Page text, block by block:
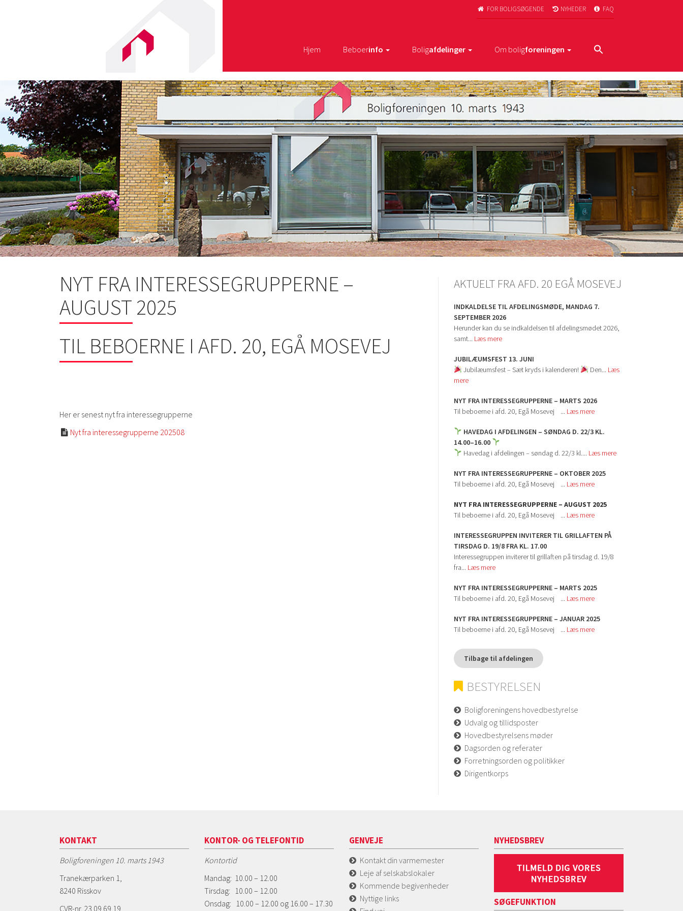
 FOR BOLIGSØGENDE  NYHEDER  FAQ
Hjem Beboerinfo Boligafdelinger Om boligforeningen
NYT FRA INTERESSEGRUPPERNE –
AUGUST 2025
TIL BEBOERNE I AFD. 20, EGÅ MOSEVEJ
Her er senest nyt fra interessegrupperne
 Nyt fra interessegrupperne 202508
AKTUELT FRA AFD. 20 EGÅ MOSEVEJ
INDKALDELSE TIL AFDELINGSMØDE, MANDAG 7.
SEPTEMBER 2026
Herunder kan du se indkaldelsen til afdelingsmødet 2026,
samt... Læs mere
JUBILÆUMSFEST 13. JUNI
Jubilæumsfest – Sæt kryds i kalenderen!
Den... Læs
mere
NYT FRA INTERESSEGRUPPERNE – MARTS 2026
Til beboerne i afd. 20, Egå Mosevej ... Læs mere
HAVEDAG I AFDELINGEN – SØNDAG D. 22/3 KL.
14.00–16.00
Havedag i afdelingen – søndag d. 22/3 kl.... Læs mere
NYT FRA INTERESSEGRUPPERNE – OKTOBER 2025
Til beboerne i afd. 20, Egå Mosevej ... Læs mere
NYT FRA INTERESSEGRUPPERNE – AUGUST 2025
Til beboerne i afd. 20, Egå Mosevej ... Læs mere
INTERESSEGRUPPEN INVITERER TIL GRILLAFTEN PÅ
TIRSDAG D. 19/8 FRA KL. 17.00
Interessegruppen inviterer til grillaften på tirsdag d. 19/8
fra... Læs mere
NYT FRA INTERESSEGRUPPERNE – MARTS 2025
Til beboerne i afd. 20, Egå Mosevej ... Læs mere
NYT FRA INTERESSEGRUPPERNE – JANUAR 2025
Til beboerne i afd. 20, Egå Mosevej ... Læs mere
Tilbage til afdelingen
BESTYRELSEN
Boligforeningens hovedbestyrelse
Udvalg og tillidsposter
Hovedbestyrelsens møder
Dagsorden og referater
Forretningsorden og politikker
Dirigentkorps
KONTAKT
Boligforeningen 10. marts 1943
Tranekærparken 1,
8240 Risskov
CVR-nr. 23 09 69 19
KONTOR- OG TELEFONTID
Kontortid
Mandag: 10.00 – 12.00
Tirsdag: 10.00 – 12.00
Onsdag: 10.00 – 12.00 og 16.00 – 17.30
GENVEJE
Kontakt din varmemester
Leje af selskabslokaler
Kommende begivenheder
Nyttige links
NYHEDSBREV
SØGEFUNKTION